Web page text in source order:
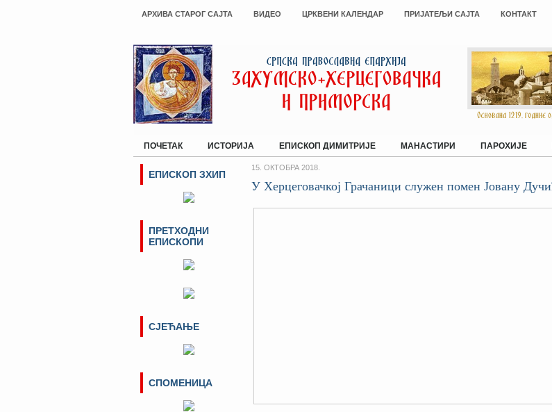
АРХИВА СТАРОГ САЈТА ВИДЕО ЦРКВЕНИ КАЛЕНДАР ПРИЈАТЕЉИ САЈТА КОНТАКТ
ПОЧЕТАК ИСТОРИЈА ЕПИСКОП ДИМИТРИЈЕ МАНАСТИРИ ПАРОХИЈЕ
15. ОКТОБРА 2018.
У Херцеговачкој Грачаници служен помен Јовану
ЕПИСКОП ЗХИП
ПРЕТХОДНИ
ЕПИСКОПИ
СЈЕЋАЊЕ
СПОМЕНИЦА